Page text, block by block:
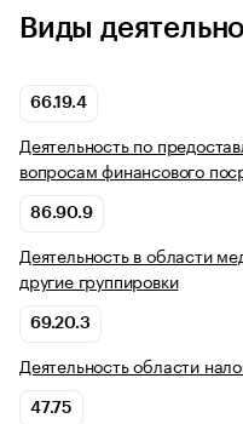
Виды
66.19.4
Деятельность по
вопросам финансового
86.90.9
Деятельность в области
другие группировки
69.20.3
Деятельность области
47.75